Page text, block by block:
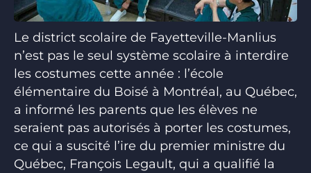
Le district scolaire de Fayetteville-Manlius
n’est pas le seul système scolaire à interdire
les costumes cette année : l’école
élémentaire du Boisé à Montréal, au Québec,
a informé les parents que les élèves ne
seraient pas autorisés à porter les costumes,
ce qui a suscité l’ire du premier ministre du
Québec, François Legault, qui a qualifié la